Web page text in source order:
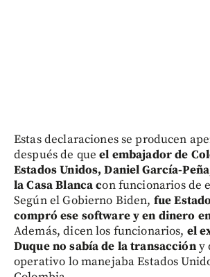
Estas declaraciones se producen
después de que el embajador de
Estados Unidos, Daniel García-
la Casa Blanca con funcionarios de
Según el Gobierno Biden, fue
compró ese software y en dinero
Además, dicen los funcionarios, el
Duque no sabía de la transaccióny
operativo lo manejaba Estados